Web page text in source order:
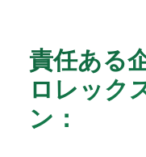
責任ある
ロレック
ン：